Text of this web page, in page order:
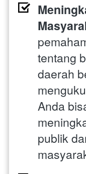
tentang
daerah
Anda
publik